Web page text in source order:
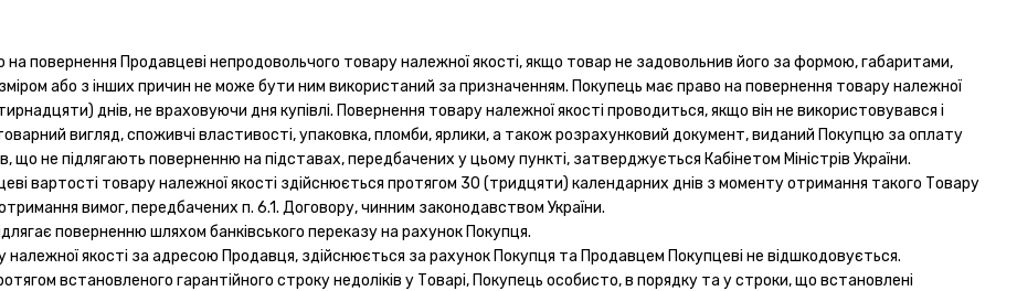
на повернення Продавцеві непродовольчого товару належної якості, якщо товар не задовольнив його за формою, габаритами,
або з інших причин не може бути ним використаний за призначенням. Покупець має право на повернення товару належної
днів, не враховуючи дня купівлі. Повернення товару належної якості проводиться, якщо він не використовувався і
вигляд, споживчі властивості, упаковка, пломби, ярлики, а також розрахунковий документ, виданий Покупцю за оплату
що не підлягають поверненню на підставах, передбачених у цьому пункті, затверджується Кабінетом Міністрів України.
вартості товару належної якості здійснюється протягом 30 (тридцяти) календарних днів з моменту отримання такого Товару
вимог, передбачених п. 6.1. Договору, чинним законодавством України.
поверненню шляхом банківського переказу на рахунок Покупця.
належної якості за адресою Продавця, здійснюється за рахунок Покупця та Продавцем Покупцеві не відшкодовується.
встановленого гарантійного строку недоліків у Товарі, Покупець особисто, в порядку та у строки, що встановлені